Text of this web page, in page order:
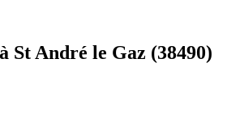
St André le Gaz (38490)